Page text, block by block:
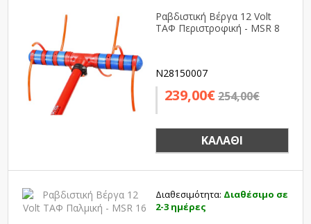
Ραβδιστική Βέργα 12 Volt
ΤΑΦ Περιστροφική - MSR 8
N28150007
239,00€254,00€
ΚΑΛΆΘΙ
Διαθεσιμότητα: Διαθέσιμο σε
2-3 ημέρες